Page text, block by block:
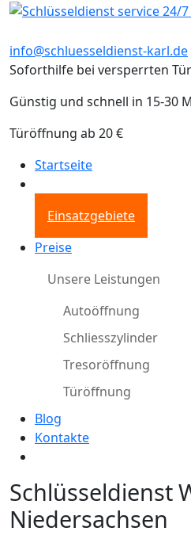
info@schluesseldienst-karl.de
Soforthilfe bei versperrten
Günstig und schnell in 15-30
Türöffnung ab 20 €
Startseite
Einsatzgebiete
Preise
Unsere Leistungen
Autoöffnung
Schliesszylinder
Tresoröffnung
Türöffnung
Blog
Kontakte
Schlüsseldienst
Niedersachsen